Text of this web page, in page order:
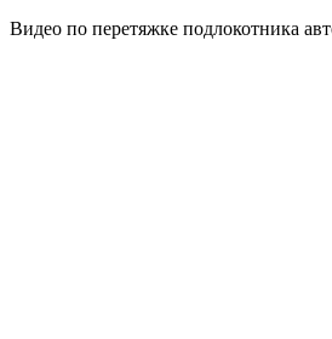
Видео по перетяжке подлокотника